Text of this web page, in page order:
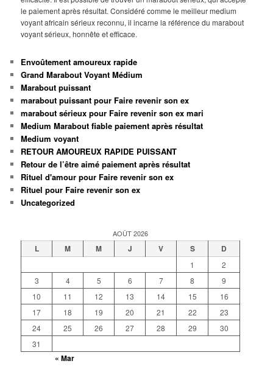
le paiement après résultat. Considéré comme le meilleur medium
voyant africain sérieux reconnu, il incarne la référence du marabout
voyant sérieux, honnête et efficace.
Envoûtement amoureux rapide
Grand Marabout Voyant Médium
Marabout puissant
marabout puissant pour Faire revenir son ex
marabout sérieux pour Faire revenir son ex mari
Medium Marabout fiable paiement après résultat
Medium voyant
RETOUR AMOUREUX RAPIDE PUISSANT
Retour de l’être aimé paiement après résultat
Rituel d'amour pour Faire revenir son ex
Rituel pour Faire revenir son ex
Uncategorized
AOÛT 2026
L M M J V S D
1
2
3
4 5 6 7 8
9
10
11 12 13 14 15
16
17
18 19 20 21 22
23
24
25 26 27 28 29
30
31
« Mar